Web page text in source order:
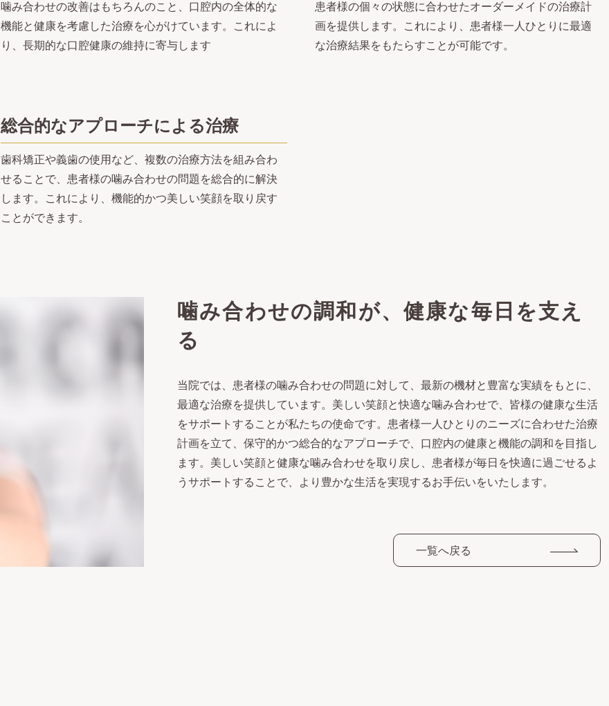
噛み合わせの改善はもちろんのこと、口腔内の全体的な
機能と健康を考慮した治療を心がけています。これによ
り、長期的な口腔健康の維持に寄与します
患者様の個々の状態に合わせたオーダーメイドの治療計
画を提供します。これにより、患者様一人ひとりに最適
な治療結果をもたらすことが可能です。
総合的なアプローチによる治療
歯科矯正や義歯の使用など、複数の治療方法を組み合わ
せることで、患者様の噛み合わせの問題を総合的に解決
します。これにより、機能的かつ美しい笑顔を取り戻す
ことができます。
噛み合わせの調和が、健康な毎日を支え
る
当院では、患者様の噛み合わせの問題に対して、最新の機材と豊富な実績をもとに、
最適な治療を提供しています。美しい笑顔と快適な噛み合わせで、皆様の健康な生活
をサポートすることが私たちの使命です。患者様一人ひとりのニーズに合わせた治療
計画を立て、保守的かつ総合的なアプローチで、口腔内の健康と機能の調和を目指し
ます。美しい笑顔と健康な噛み合わせを取り戻し、患者様が毎日を快適に過ごせるよ
うサポートすることで、より豊かな生活を実現するお手伝いをいたします。
一覧へ戻る